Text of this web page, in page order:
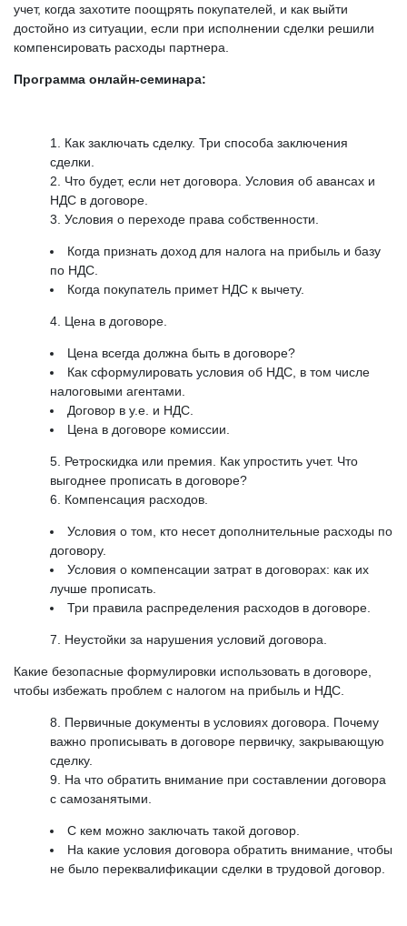
учет, когда захотите поощрять покупателей, и как выйти
достойно из ситуации, если при исполнении сделки решили
компенсировать расходы партнера.
Программа онлайн-семинара:
Как заключать сделку. Три способа заключения
сделки.
Что будет, если нет договора. Условия об авансах и
НДС в договоре.
Условия о переходе права собственности.
Когда признать доход для налога на прибыль и базу
по НДС.
Когда покупатель примет НДС к вычету.
Цена в договоре.
Цена всегда должна быть в договоре?
Как сформулировать условия об НДС, в том числе
налоговыми агентами.
Договор в у.е. и НДС.
Цена в договоре комиссии.
Ретроскидка или премия. Как упростить учет. Что
выгоднее прописать в договоре?
Компенсация расходов.
Условия о том, кто несет дополнительные расходы по
договору.
Условия о компенсации затрат в договорах: как их
лучше прописать.
Три правила распределения расходов в договоре.
Неустойки за нарушения условий договора.
Какие безопасные формулировки использовать в договоре,
чтобы избежать проблем с налогом на прибыль и НДС.
Первичные документы в условиях договора. Почему
важно прописывать в договоре первичку, закрывающую
сделку.
На что обратить внимание при составлении договора
с самозанятыми.
С кем можно заключать такой договор.
На какие условия договора обратить внимание, чтобы
не было переквалификации сделки в трудовой договор.